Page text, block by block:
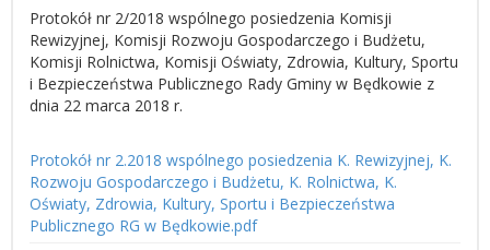
Protokół nr 2/2018 wspólnego posiedzenia Komisji
Rewizyjnej, Komisji Rozwoju Gospodarczego i Budżetu,
Komisji Rolnictwa, Komisji Oświaty, Zdrowia, Kultury, Sportu
i Bezpieczeństwa Publicznego Rady Gminy w Będkowie z
dnia 22 marca 2018 r.
Protokół nr 2.2018 wspólnego posiedzenia K. Rewizyjnej, K.
Rozwoju Gospodarczego i Budżetu, K. Rolnictwa, K.
Oświaty, Zdrowia, Kultury, Sportu i Bezpieczeństwa
Publicznego RG w Będkowie.pdf